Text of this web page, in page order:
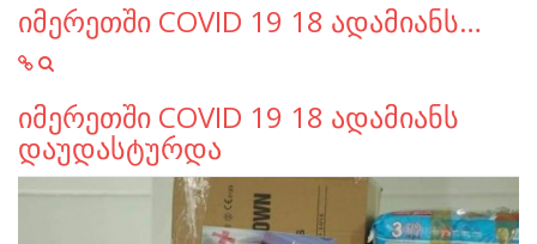
იმერეთში COVID 19 18 ადამიანს…
იმერეთში COVID 19 18 ადამიანს
დაუდასტურდა